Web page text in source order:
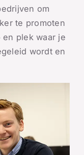
om
te promoten
plek waar je
wordt en